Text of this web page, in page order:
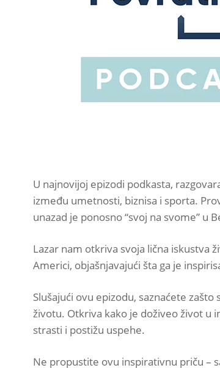
U najnovijoj epizodi podkasta,
između umetnosti, biznisa i sporta.
unazad je ponosno “svoj na svome” u
Lazar nam otkriva svoja lična iskustva
Americi, objašnjavajući šta ga je
Slušajući ovu epizodu, saznaćete
životu. Otkriva kako je doživeo život u
strasti i postižu uspehe.
Ne propustite ovu inspirativnu priču –